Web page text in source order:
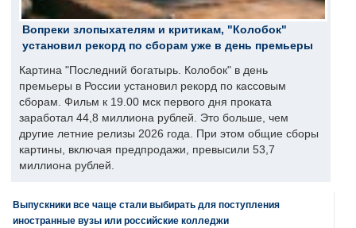
Вопреки злопыхателям и критикам, "Колобок"
установил рекорд по сборам уже в день премьеры
Картина "Последний богатырь. Колобок" в день
премьеры в России установил рекорд по кассовым
сборам. Фильм к 19.00 мск первого дня проката
заработал 44,8 миллиона рублей. Это больше, чем
другие летние релизы 2026 года. При этом общие сборы
картины, включая предпродажи, превысили 53,7
миллиона рублей.
Выпускники все чаще стали выбирать для поступления
иностранные вузы или российские колледжи